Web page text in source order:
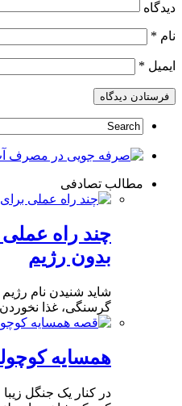
دیدگاه
نام *
ایمیل *
مطالب تصادفی
چند راه
بدون رژیم
شاید شنیدن نام
گرسنگی، غذا
همسایه
در کنار یک جنگل